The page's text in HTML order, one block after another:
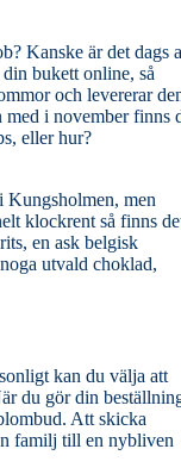
Kanske är det dags
bukett online, så
och levererar
i november finns
eller hur?
men
klockrent så finns
en ask belgisk
utvald choklad,
kan du välja att
du gör din
Att skicka
familj till en nybliven